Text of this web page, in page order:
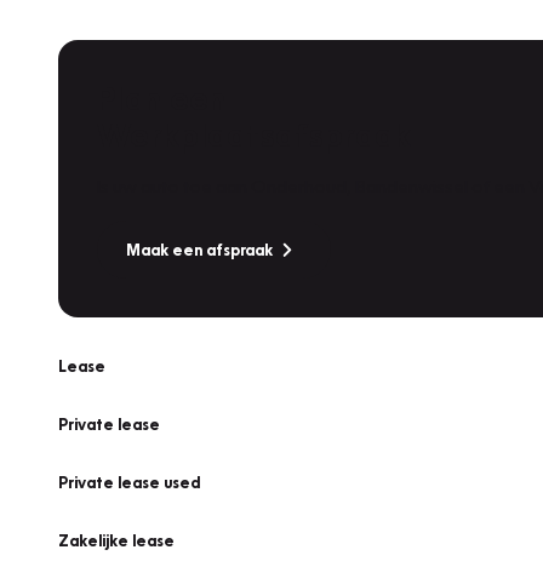
Maak een afspraak
Lease
Private lease
Private lease used
Zakelijke lease